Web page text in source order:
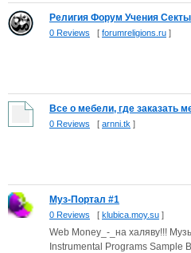
Религия Форум Учения
0 Reviews [ forumreligions.ru ]
Все о мебели, где заказать
0 Reviews [ arnni.tk ]
Муз-Портал #1
0 Reviews [ klubica.moy.su ]
Web Money_-_на халяву!!!
Instrumental Programs Sample